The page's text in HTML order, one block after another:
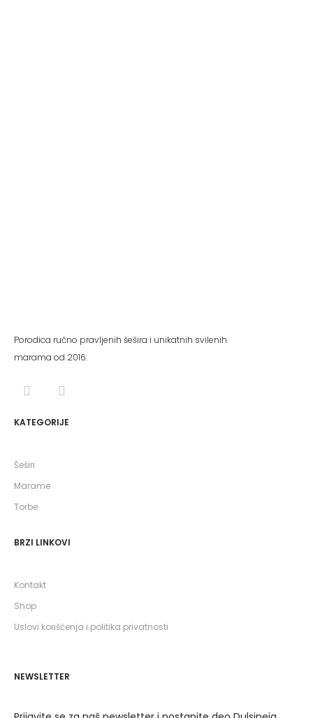
Porodica ručno pravljenih šešira i unikatnih svilenih
marama od 2016.
KATEGORIJE
Šeširi
Marame
Torbe
BRZI LINKOVI
Kontakt
Shop
Uslovi korišćenja i politika privatnosti
NEWSLETTER